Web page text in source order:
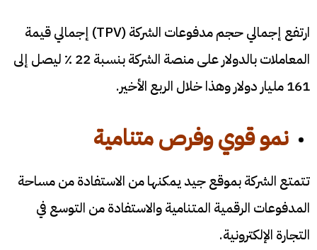
ارتفع إجمالي حجم مدفوعات الشركة (TPV) إجمالي قيمة
المعاملات بالدولار على منصة الشركة بنسبة 22 ٪ ليصل إلى
161 مليار دولار وهذا خلال الربع الأخير.
نمو قوي وفرص متنامية
تتمتع الشركة بموقع جيد يمكنها من الاستفادة من مساحة
المدفوعات الرقمية المتنامية والاستفادة من التوسع في
التجارة الإلكترونية.